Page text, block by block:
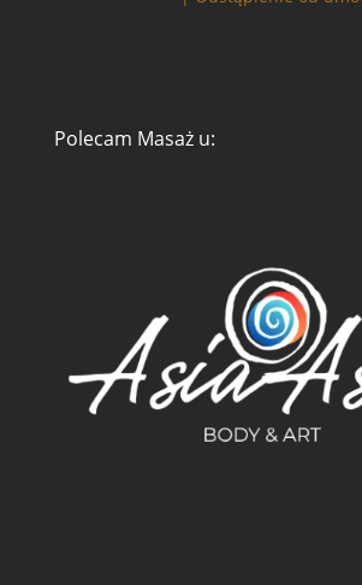
Zarządzaj zgodą
Aby zapewnić jak najlepsze wrażenia, korzystamy
pliki cookie, do przechowywania i/lub uzyskiwania
urządzeniu. Zgoda na te technologie pozwoli nam
takie jak zachowanie podczas przeglądania lub
tej stronie. Brak wyrażenia zgody lub wycofanie
Polecam Masaż u: